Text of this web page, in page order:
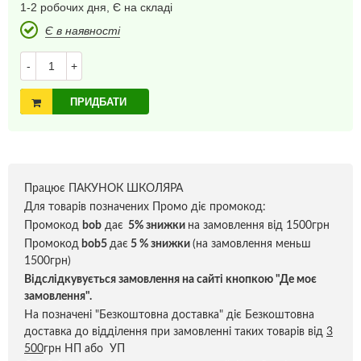
1-2 робочих дня, Є на складі
Є в наявності
- +
ПРИДБАТИ
Працює ПАКУНОК ШКОЛЯРА
Для товарів позначених Промо діє промокод:
Промокод bob дає 5% знижки на замовлення від 1500грн
Промокод bob5 дає 5 % знижки (на замовлення меньш
1500грн)
Відслідкувується замовлення на сайті кнопкою "Де моє
замовлення".
На позначені "Безкоштовна доставка" діє Безкоштовна
доставка до відділення при замовленні таких товарів від 3
500грн НП або УП